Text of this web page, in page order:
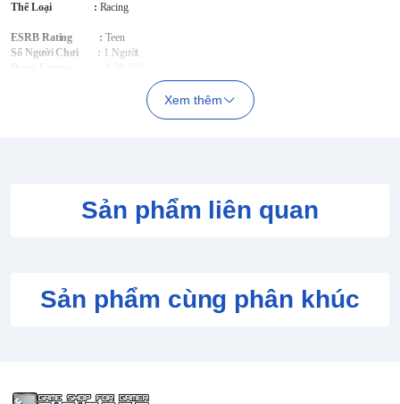
Thể Loại : Racing
ESRB Rating : Teen
Số Người Chơi : 1 Người
Xem thêm
Sản phẩm liên quan
Sản phẩm cùng phân khúc